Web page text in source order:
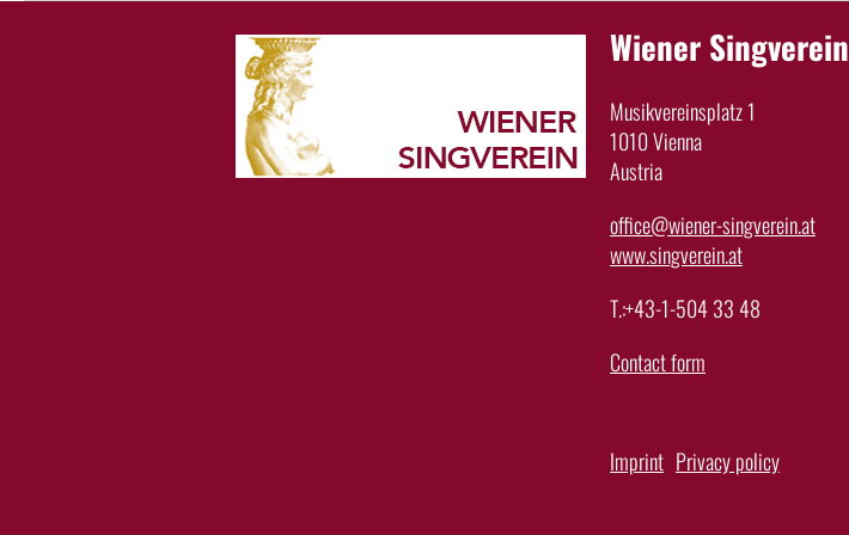
Wiener Singverein
Musikvereinsplatz 1
1010 Vienna
Austria
office@wiener-singverein.at
www.singverein.at
T.:+43-1-504 33 48
Contact form
Imprint Privacy policy